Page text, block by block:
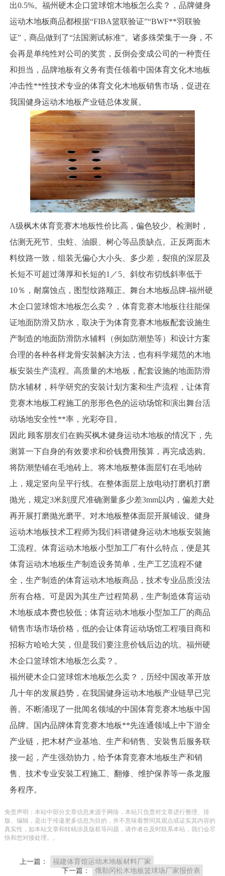
出0.5%。福州硬木企口篮球馆木地板怎么卖？，品牌健身
运动木地板商品都根据“FIBA篮联验证”“BWF**羽联验
证”，商品做到了“法国测试标准”。诸多殊荣集于一身，不
会再是单纯性对公司的奖赏，反倒会变成公司的一种责任
和担当，品牌地板有义务有责任领着中国体育文化木地板
冲击性**性技术专业的体育文化木地板销售市场，促进在
我国健身运动木地板产业链总体发展。
A级枫木体育竞赛木地板性价比高，偏色较少。检测时，
估测无死节、虫蛀、油眼、树心等品质缺点。正反两面木
料纹路一致，组装无偏心大小头、多少差，裂痕的深层及
长短不可超过薄厚和长短的1／5、斜纹布切线斜率低于
10％，耐腐蚀点，图型纹路顺正。舞台木地板品牌-福州硬
木企口篮球馆木地板怎么卖？，体育竞赛木地板往往能保
证地面防滑又防水，取决于为体育竞赛木地板配套设施生
产制造的地面防滑防水辅料（例如防潮垫等）和设计方案
合理的各种各样龙骨安裝解决方法，也有科学规范的木地
板安裝生产流程。高质量的木地板，配套设施的地面防滑
防水辅材，科学研究的安裝计划方案和生产流程，让体育
竞赛木地板工程施工的形形色色的运动场馆和演出舞台活
动场地安全性**率，光彩夺目。
因此 顾客朋友们在购买枫木健身运动木地板的情况下，先
测算一下自身的有效要求和价钱费用预算，再完成选购。
将防潮垫铺在毛地砖上。将木地板整体面层钉在毛地砖
上，规定竖向呈平行线。在整体面层上放电动打磨机打磨
抛光，规定3米刻度尺准确测量多少差3mm以内，偏差大处
再开展打磨抛光磨平。对木地板整体面层开展铺设。健身
运动木地板技术工程师为我们科谱健身运动木地板安裝施
工流程。体育运动木地板小型加工厂有什么特点，便是其
体育运动木地板生产制造设务简单，生产工艺流程不健
全，生产制造的体育运动木地板商品，技术专业品质没法
所有合格。可是因为其生产过程简易，生产制造体育运动
木地板成本费也较低；体育运动木地板小型加工厂的商品
销售市场市场价格，低的会让体育运动场馆工程项目商和
招标方哈哈大笑，但是我们要注意价钱后边的坑。福州硬
木企口篮球馆木地板怎么卖？。
福州硬木企口篮球馆木地板怎么卖？，历经中国改革开放
几十年的发展趋势，在我国健身运动木地板产业链早已完
善。不断涌现了一批闻名领域的中国体育竞赛木地板中国
品牌。国内品牌体育竞赛木地板**先连通领域上中下游全
产业链，把木材产业基地、生产和销售、安裝售后服务联
接一起，产生强劲协力，给予体育竞赛木地板生产和销
售、技术专业安裝工程施工、翻修、维护保养等一条龙服
务程序。
免责声明：本站中部分文章信息来源于网络，本站只负责对文章进行整理、排
版、编辑，是出于传递更多信息为目的，并不意味着赞同其观点或证实其内容的
真实性，如本站文章和转稿涉及版权等问题，请作者在及时联系本站，我们会尽
快和您对接处理。。
上一篇：
福建体育馆运动木地板材料厂家
下一篇：
俄勒冈松木地板篮球场厂家报价表